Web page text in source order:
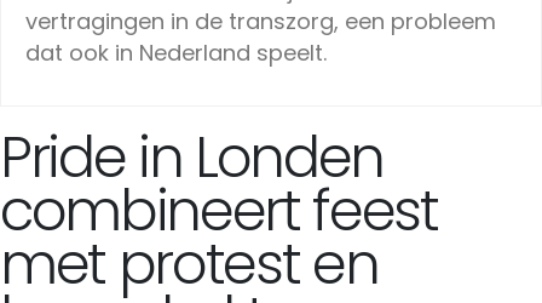
vertragingen in de transzorg, een probleem
dat ook in Nederland speelt.
Pride in Londen
combineert feest
met protest en